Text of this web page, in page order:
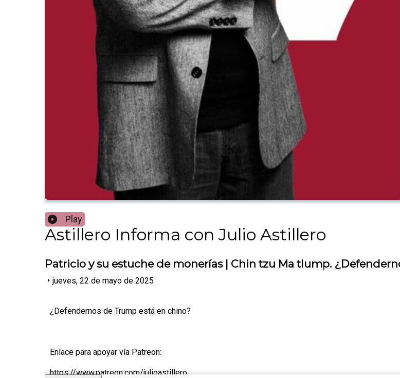
Play
Astillero Informa con Julio Astillero
Patricio y su estuche de monerías | Chin tzu Ma tlump.
• jueves, 22 de mayo de 2025
¿Defendernos de Trump está en chino?
Enlace para apoyar vía Patreon:
https://www.patreon.com/julioastillero